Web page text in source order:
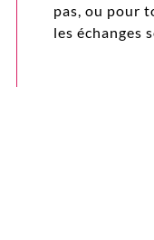
pas, ou pour
les échanges